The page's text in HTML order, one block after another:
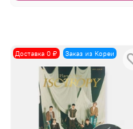
Доставка 0 ₽ Заказ из Кореи